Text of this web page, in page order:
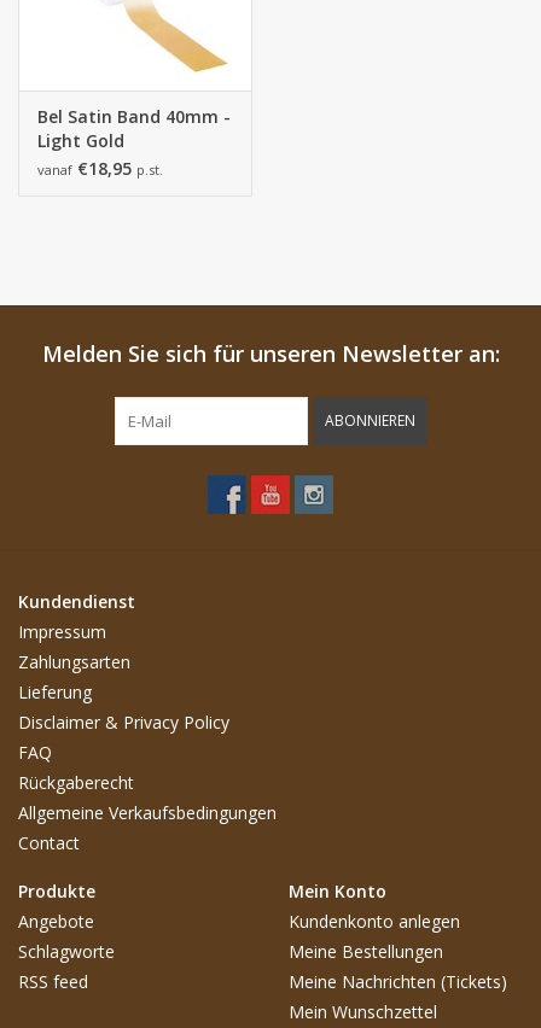
Bel Satin Band 40mm -
Light Gold
vanaf €18,95 p.st.
Melden Sie sich für unseren Newsletter an:
ABONNIEREN
Kundendienst
Impressum
Zahlungsarten
Lieferung
Disclaimer & Privacy Policy
FAQ
Rückgaberecht
Allgemeine Verkaufsbedingungen
Contact
Produkte
Angebote
Schlagworte
RSS feed
Mein Konto
Kundenkonto anlegen
Meine Bestellungen
Meine Nachrichten (Tickets)
Mein Wunschzettel